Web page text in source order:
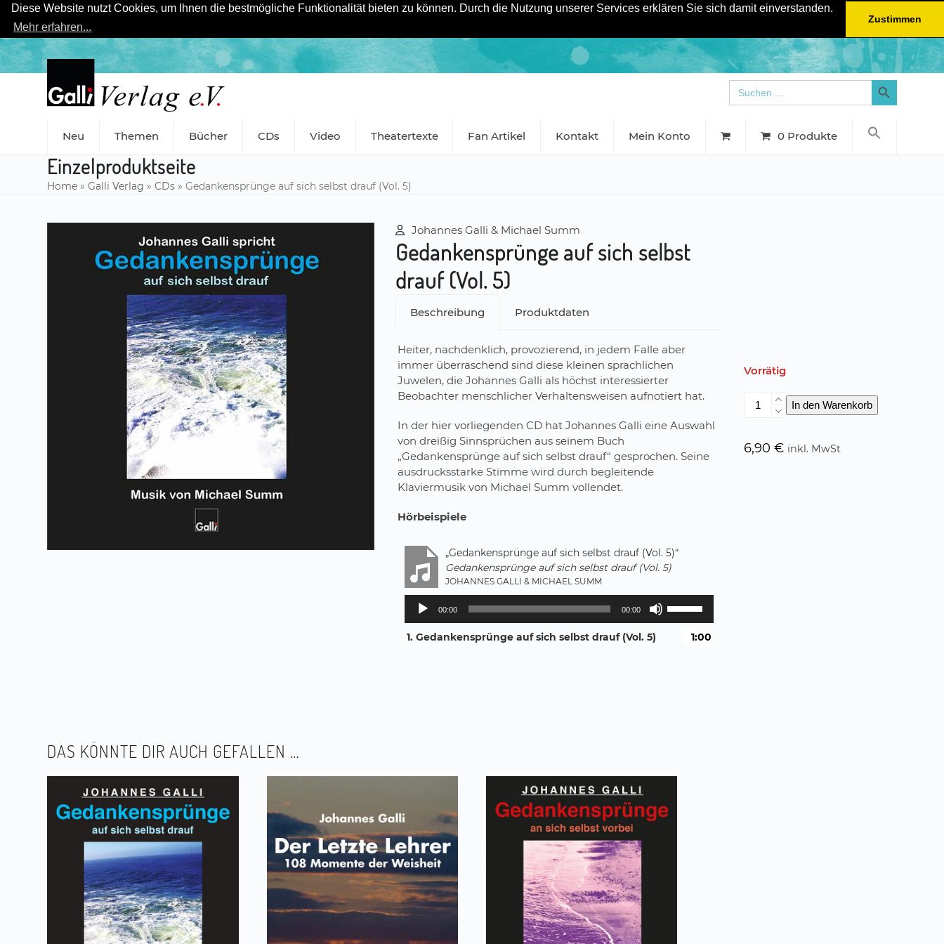
Diese Website nutzt Cookies, um Ihnen die bestmögliche Funktionalität bieten zu können. Durch die Nutzung unserer Services erklären Sie sich damit einverstanden.
Mehr erfahren...
Zustimmen
Skip
content
Search
for:
Search Button
Neu Themen Bücher CDs Video Theatertexte Fan Artikel Kontakt Mein Konto 0 Produkte
Einzelproduktseite
Home »Galli Verlag »CDs »Gedankensprünge auf sich selbst drauf (Vol. 5)
Johannes Galli & Michael Summ
Gedankensprünge auf sich selbst
drauf (Vol. 5)
Beschreibung Produktdaten
Heiter, nachdenklich, provozierend, in jedem Falle aber
immer überraschend sind diese kleinen sprachlichen
Juwelen, die Johannes Galli als höchst interessierter
Beobachter menschlicher Verhaltensweisen aufnotiert hat.
In der hier vorliegenden CD hat Johannes Galli eine Auswahl
von dreißig Sinnsprüchen aus seinem Buch
„Gedankensprünge auf sich selbst drauf“ gesprochen. Seine
ausdrucksstarke Stimme wird durch begleitende
Klaviermusik von Michael Summ vollendet.
Hörbeispiele
„Gedankensprünge auf sich selbst drauf (Vol. 5)“
Gedankensprünge auf sich selbst drauf (Vol. 5)
JOHANNES GALLI & MICHAEL SUMM
Audio-
Player
00:00 00:00
1. Gedankensprünge auf sich selbst drauf (Vol. 5) 1:00
Vorrätig
Gedankensprünge
selbst
In den Warenkorb
6,90 € inkl. MwSt
DAS KÖNNTE DIR AUCH GEFALLEN …